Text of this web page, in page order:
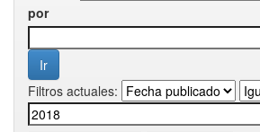
por
Filtros actuales: